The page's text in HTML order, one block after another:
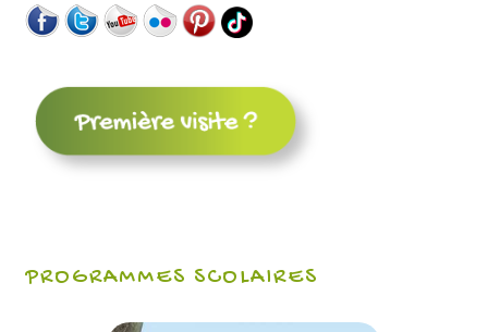
PROGRAMMES SCOLAIRES